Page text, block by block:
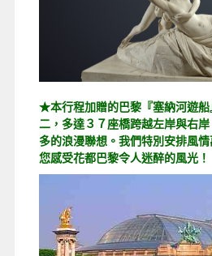
★本行程加贈的巴黎『塞納河遊
二，多達３７座橋跨越左岸與右
多的浪漫聯想。我們特別安排風
您感受花都巴黎令人迷醉的風光！